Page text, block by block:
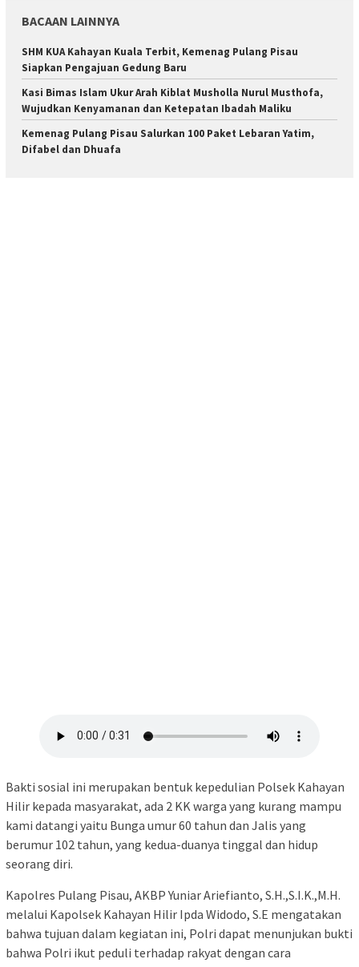
BACAAN LAINNYA
SHM KUA Kahayan Kuala Terbit, Kemenag Pulang Pisau
Siapkan Pengajuan Gedung Baru
Kasi Bimas Islam Ukur Arah Kiblat Musholla Nurul Musthofa,
Wujudkan Kenyamanan dan Ketepatan Ibadah Maliku
Kemenag Pulang Pisau Salurkan 100 Paket Lebaran Yatim,
Difabel dan Dhuafa
Bakti sosial ini merupakan bentuk kepedulian Polsek Kahayan
Hilir kepada masyarakat, ada 2 KK warga yang kurang mampu
kami datangi yaitu Bunga umur 60 tahun dan Jalis yang
berumur 102 tahun, yang kedua-duanya tinggal dan hidup
seorang diri.
Kapolres Pulang Pisau, AKBP Yuniar Ariefianto, S.H.,S.I.K.,M.H.
melalui Kapolsek Kahayan Hilir Ipda Widodo, S.E mengatakan
bahwa tujuan dalam kegiatan ini, Polri dapat menunjukan bukti
bahwa Polri ikut peduli terhadap rakyat dengan cara